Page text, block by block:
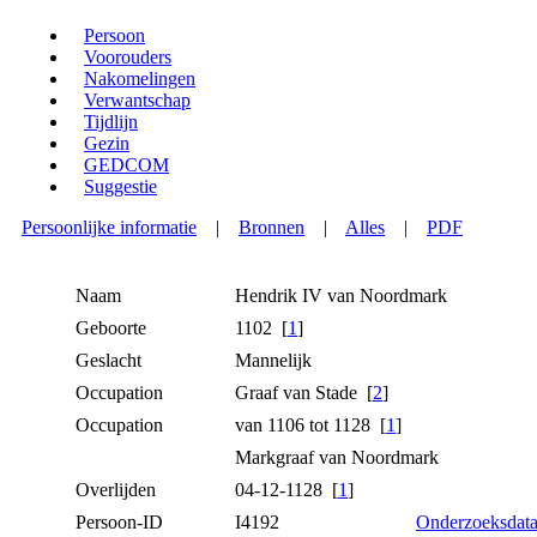
Persoon
Voorouders
Nakomelingen
Verwantschap
Tijdlijn
Gezin
GEDCOM
Suggestie
Persoonlijke informatie | Bronnen | Alles | PDF
Naam Hendrik IV van Noordmark
Geboorte
1102 [1]
Geslacht
Mannelijk
Occupation
Graaf van Stade [2]
Occupation
van 1106 tot 1128 [1]
Markgraaf van Noordmark
Overlijden
04-12-1128 [1]
Persoon-ID
I4192